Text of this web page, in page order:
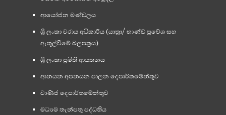
ආයෝජන මණ්ඩලය
ශ්‍රී ලංකා වරාය අධිකාරිය (යාත්‍රා/ භාණ්ඩ ප්‍රවේශ සහ
ඇතුල්වීමේ බලපත්‍රය)
ශ්‍රී ලංකා ප්‍රමිති ආයතනය
ආනයන අපනයන පාලන දෙපාර්තමේන්තුව
වාණිජ දෙපාර්තමේන්තුව
මධ්‍යම තැන්පතු පද්ධතිය